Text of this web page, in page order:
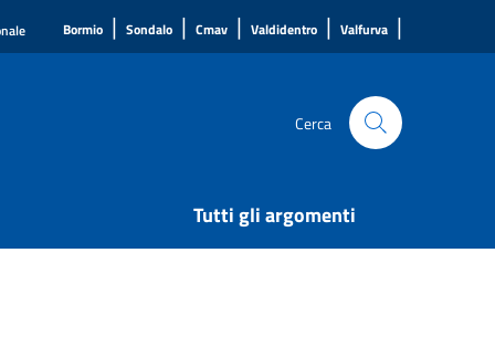
Bormio | Sondalo | Cmav | Valdidentro | Valfurva |
Cerca
Tutti gli argomenti